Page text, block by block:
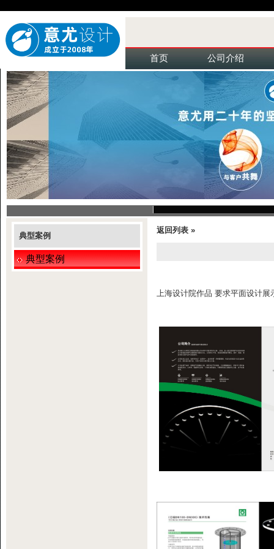
首页 公司介绍
典型案例
典型案例
返回列表 »
上海设计院作品 要求平面设计展